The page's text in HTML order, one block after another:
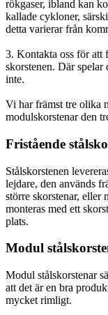
rökgaser, ibland kan
kallade cykloner,
detta varierar från
3. Kontakta oss för att
skorstenen. Där
inte.
Vi har främst tre olika
modulskorstenar den
Fristående
Stålskorstenen
lejdare, den används
större skorstenar, eller
monteras med ett
plats.
Modul
Modul stålskorstenar
att det är en bra
mycket rimligt.